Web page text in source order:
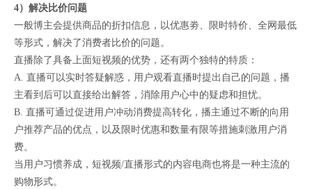
4）解决比价问题
一般博主会提供商品的折扣信息，以优惠劵、限时特价、全网最低
等形式，解决了消费者比价的问题。
直播除了具备上面短视频的优势，还有两个独特的特质：
A. 直播可以实时答疑解惑，用户观看直播时提出自己的问题，播
主看到后可以直接给出解答，消除用户心中的疑虑和担忧。
B. 直播可通过促进用户冲动消费提高转化，播主通过不断的向用
户推荐产品的优点，以及限时优惠和数量有限等措施刺激用户消
费。
当用户习惯养成，短视频/直播形式的内容电商也将是一种主流的
购物形式。